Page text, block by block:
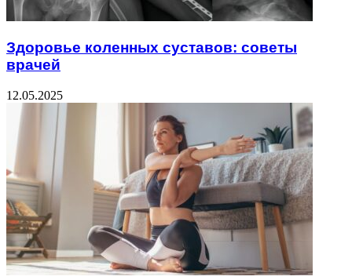
Здоровье коленных суставов: советы
врачей
12.05.2025